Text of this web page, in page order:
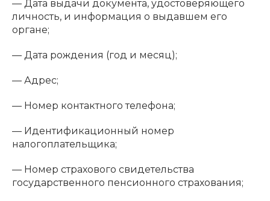
— Дата выдачи документа, удостоверяющего
личность, и информация о выдавшем его
органе;
— Дата рождения (год и месяц);
— Адрес;
— Номер контактного телефона;
— Идентификационный номер
налогоплательщика;
— Номер страхового свидетельства
государственного пенсионного страхования;